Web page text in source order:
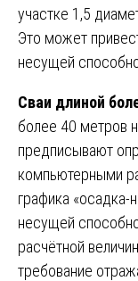
участке 1,5
Это может
несущей
Сваи длиной
более 40 метров
предписывают
компьютерными
графика «осадка-
несущей
расчётной
требование